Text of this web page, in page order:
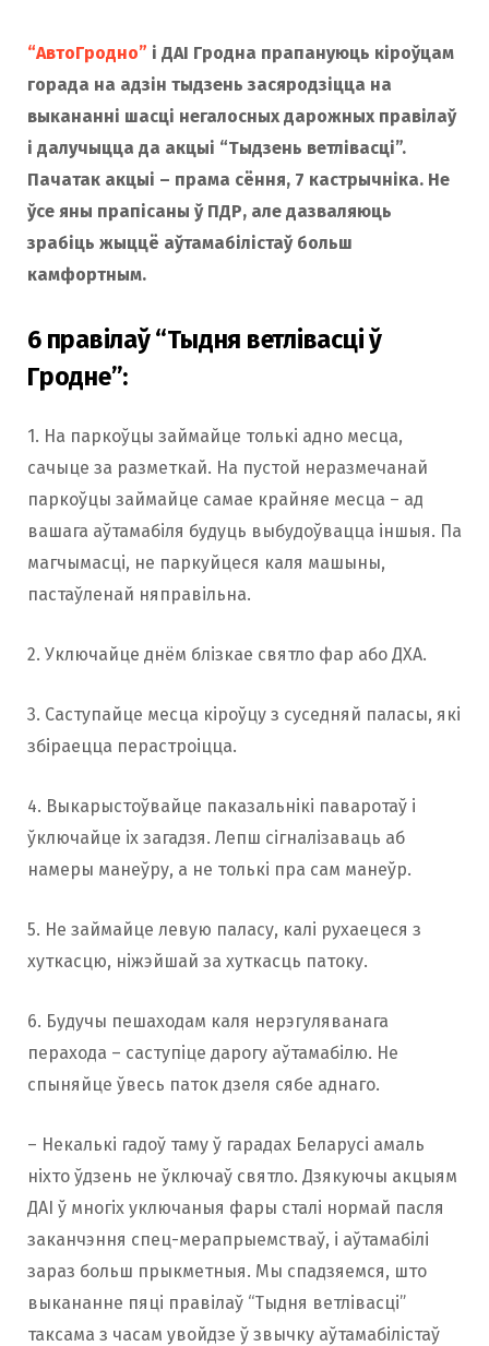
“АвтоГродно” і ДАІ Гродна прапануюць кіроўцам
горада на адзін тыдзень засяродзіцца на
выкананні шасці негалосных дарожных правілаў
і далучыцца да акцыі “Тыдзень ветлівасці”.
Пачатак акцыі – прама сёння, 7 кастрычніка. Не
ўсе яны прапісаны ў ПДР, але дазваляюць
зрабіць жыццё аўтамабілістаў больш
камфортным.
6 правілаў “Тыдня ветлівасці ў
Гродне”:
1. На паркоўцы займайце толькі адно месца,
сачыце за разметкай. На пустой неразмечанай
паркоўцы займайце самае крайняе месца – ад
вашага аўтамабіля будуць выбудоўвацца іншыя. Па
магчымасці, не паркуйцеся каля машыны,
пастаўленай няправільна.
2. Уключайце днём блізкае святло фар або ДХА.
3. Саступайце месца кіроўцу з суседняй паласы, які
збіраецца перастроіцца.
4. Выкарыстоўвайце паказальнікі паваротаў і
ўключайце іх загадзя. Лепш сігналізаваць аб
намеры манеўру, а не толькі пра сам манеўр.
5. Не займайце левую паласу, калі рухаецеся з
хуткасцю, ніжэйшай за хуткасць патоку.
6. Будучы пешаходам каля нерэгуляванага
перахода – саступіце дарогу аўтамабілю. Не
спыняйце ўвесь паток дзеля сябе аднаго.
– Некалькі гадоў таму ў гарадах Беларусі амаль
ніхто ўдзень не ўключаў святло. Дзякуючы акцыям
ДАІ ў многіх уключаныя фары сталі нормай пасля
заканчэння спец-мерапрыемстваў, і аўтамабілі
зараз больш прыкметныя. Мы спадзяемся, што
выкананне пяці правілаў “Тыдня ветлівасці”
таксама з часам увойдзе ў звычку аўтамабілістаў